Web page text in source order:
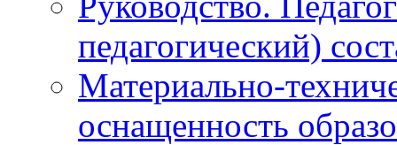
педагогический)
Материально-
оснащенность